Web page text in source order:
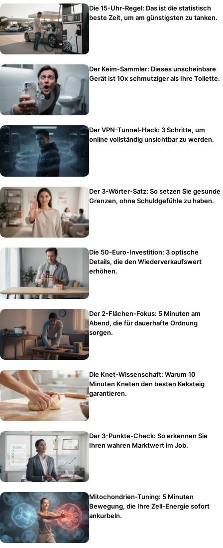
Die 15-Uhr-Regel: Das ist die statistisch
beste Zeit, um am günstigsten zu tanken.
Der Keim-Sammler: Dieses unscheinbare
Gerät ist 10x schmutziger als Ihre Toilette.
Der VPN-Tunnel-Hack: 3 Schritte, um
online vollständig unsichtbar zu werden.
Der 3-Wörter-Satz: So setzen Sie gesunde
Grenzen, ohne Schuldgefühle zu haben.
Die 50-Euro-Investition: 3 optische
Details, die den Wiederverkaufswert
erhöhen.
Der 2-Flächen-Fokus: 5 Minuten am
Abend, die für dauerhafte Ordnung
sorgen.
Die Knet-Wissenschaft: Warum 10
Minuten Kneten den besten Keksteig
garantieren.
Der 3-Punkte-Check: So erkennen Sie
Ihren wahren Marktwert im Job.
Mitochondrien-Tuning: 5 Minuten
Bewegung, die Ihre Zell-Energie sofort
ankurbeln.